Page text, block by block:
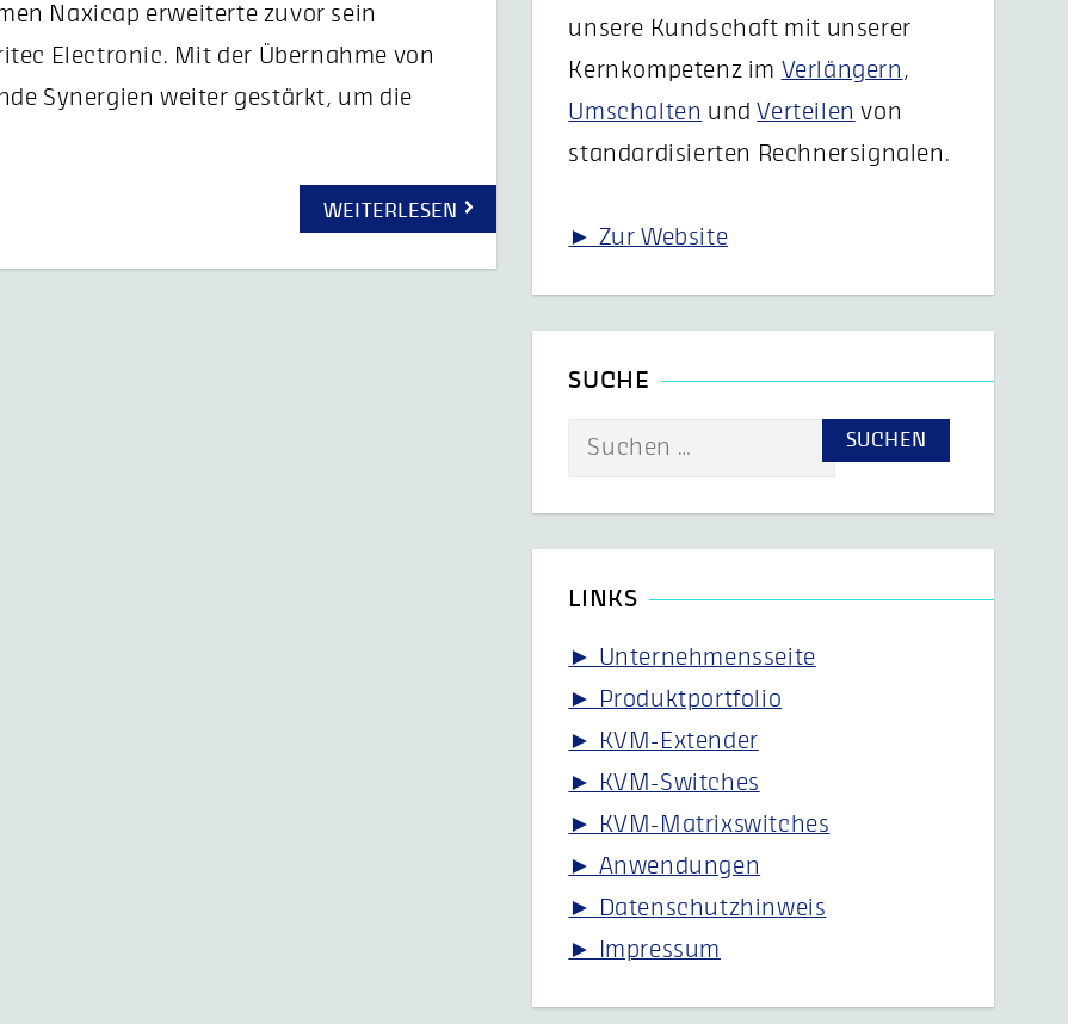
Naxicap erweiterte zuvor sein
Electronic. Mit der Übernahme von
Synergien weiter gestärkt, um die
WEITERLESEN
unsere Kundschaft mit unserer
Kernkompetenz im Verlängern ,
Umschalten undVerteilen von
standardisierten Rechnersignalen.
► Zur Website
SUCHE
Suche
LINKS
► Unternehmensseite
► Produktportfolio
► KVM-Extender
► KVM-Switches
► KVM-Matrixswitches
► Anwendungen
► Datenschutzhinweis
► Impressum